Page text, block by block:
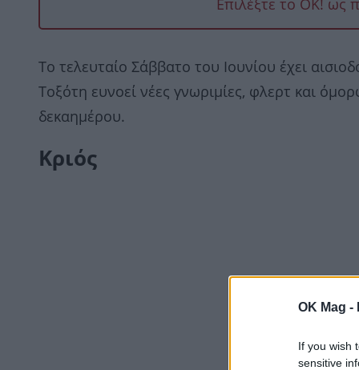
OK Mag -
If you wish
sensitive
Επιλέξτε το OK! ως
Το τελευταίο Σάββατο του Ιουνίου έχει
Τοξότη ευνοεί νέες γνωριμίες, φλερτ και
δεκαημέρου.
Κριός